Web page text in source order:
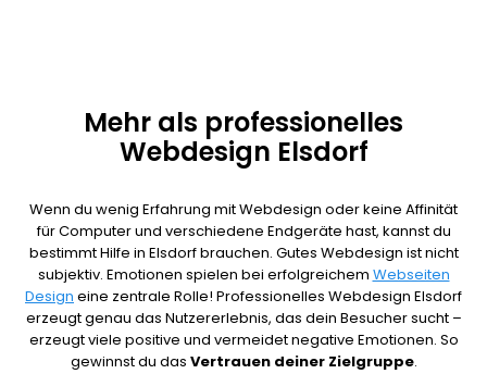
Mehr als professionelles
Webdesign Elsdorf
Wenn du wenig Erfahrung mit Webdesign oder keine Affinität
für Computer und verschiedene Endgeräte hast, kannst du
bestimmt Hilfe in Elsdorf brauchen. Gutes Webdesign ist nicht
subjektiv. Emotionen spielen bei erfolgreichem Webseiten
Design eine zentrale Rolle! Professionelles Webdesign Elsdorf
erzeugt genau das Nutzererlebnis, das dein Besucher sucht –
erzeugt viele positive und vermeidet negative Emotionen. So
gewinnst du das Vertrauen deiner Zielgruppe.